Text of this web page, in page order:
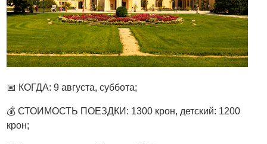
📅 КОГДА: 9 августа, суббота;
💰 СТОИМОСТЬ ПОЕЗДКИ: 1300 крон, детский: 1200
крон;